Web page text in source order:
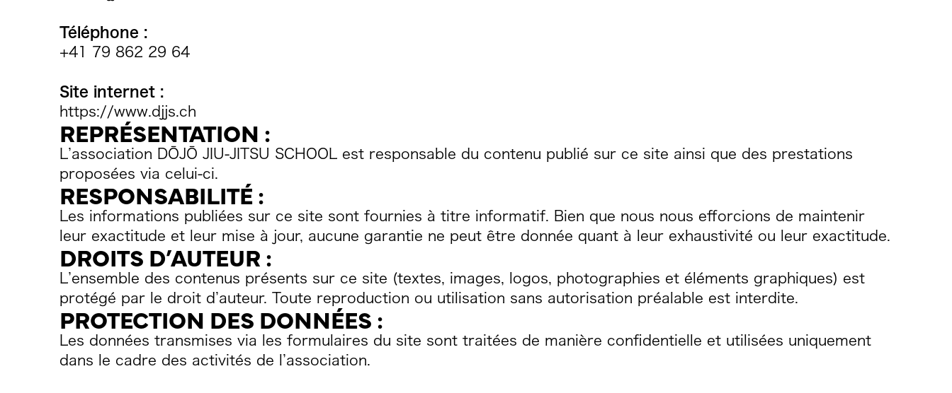
Téléphone :
+41 79 862 29 64
Site internet :
https://www.djjs.ch
REPRÉSENTATION :
L’association DŌJŌ JIU-JITSU SCHOOL est responsable du contenu publié sur ce site ainsi que des prestations
proposées via celui-ci.
RESPONSABILITÉ :
Les informations publiées sur ce site sont fournies à titre informatif. Bien que nous nous efforcions de maintenir
leur exactitude et leur mise à jour, aucune garantie ne peut être donnée quant à leur exhaustivité ou leur exactitude.
DROITS D’AUTEUR :
L’ensemble des contenus présents sur ce site (textes, images, logos, photographies et éléments graphiques) est
protégé par le droit d’auteur. Toute reproduction ou utilisation sans autorisation préalable est interdite.
PROTECTION DES DONNÉES :
Les données transmises via les formulaires du site sont traitées de manière confidentielle et utilisées uniquement
dans le cadre des activités de l’association.